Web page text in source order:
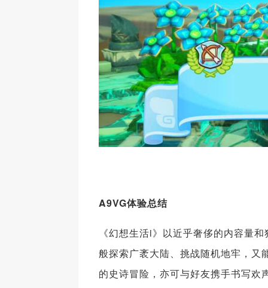
A9VG体验总结
《幻想生活i》以近乎奢侈的内容量
般探索广袤大陆、挑战随机地牢，又
的史诗冒险，亦可与好友携手书写欢